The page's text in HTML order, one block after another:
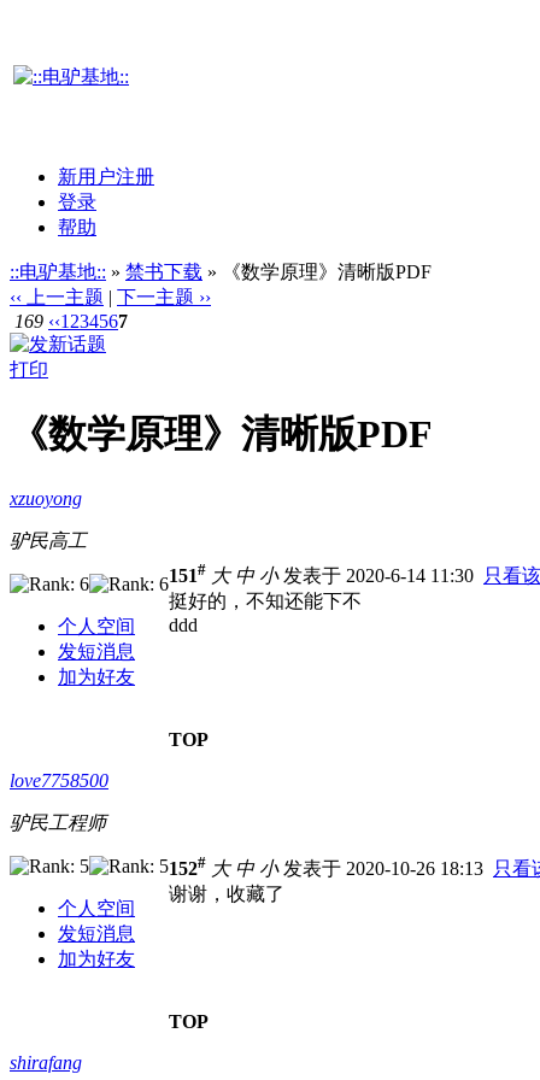
新用户注册
登录
帮助
::电驴基地:: » 禁书下载 » 《数学原理》清晰版PDF
‹‹ 上一主题 | 下一主题 ››
169 ‹‹1 234567
打印
《数学原理》清晰版PDF
xzuoyong
驴民高工
个人空间
发短消息
加为好友
151# 大 中 小发表于 2020-6-14 11:30 只看
挺好的，不知还能下不
ddd
TOP
love7758500
驴民工程师
个人空间
发短消息
加为好友
152# 大 中 小发表于 2020-10-26 18:13 只看
谢谢，收藏了
TOP
shirafang